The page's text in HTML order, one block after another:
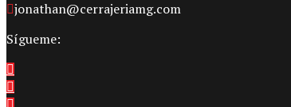
jonathan@cerrajeriamg.com
Sígueme: